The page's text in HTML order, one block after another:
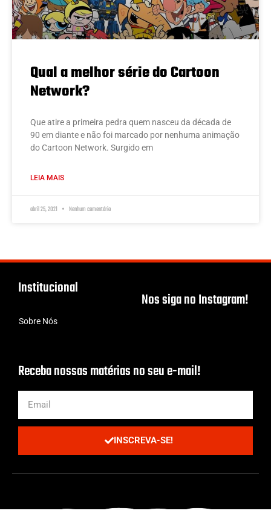
Qual a melhor série do Cartoon
Network?
Que atire a primeira pedra quem nasceu da década de
90 em diante e não foi marcado por nenhuma animação
do Cartoon Network. Surgido em
LEIA MAIS
abril 25, 2021 Nenhum comentário
Institucional
Sobre Nós
Nos siga no Instagram!
Receba nossas matérias no seu e-mail!
INSCREVA-SE!